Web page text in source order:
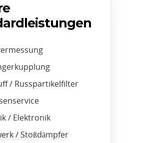
/ Russpartikelfilter
/ Elektronik
/ Stoßdämpfer